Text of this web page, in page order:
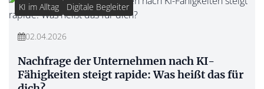
KI im Alltag Digitale Begleiter
02.04.2026
Nachfrage der Unternehmen nach KI-
Fähigkeiten steigt rapide: Was heißt das für